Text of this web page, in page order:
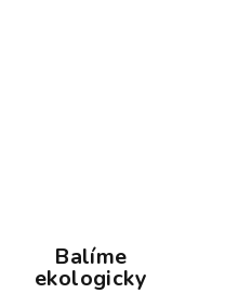
Balíme
ekologicky